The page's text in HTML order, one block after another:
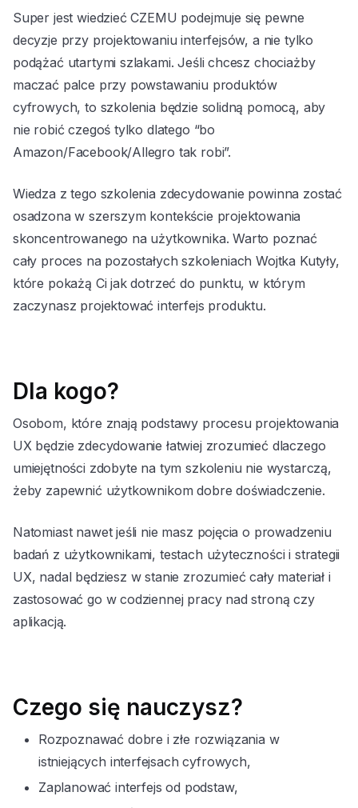
Super jest wiedzieć CZEMU podejmuje się pewne
decyzje przy projektowaniu interfejsów, a nie tylko
podążać utartymi szlakami. Jeśli chcesz chociażby
maczać palce przy powstawaniu produktów
cyfrowych, to szkolenia będzie solidną pomocą, aby
nie robić czegoś tylko dlatego “bo
Amazon/Facebook/Allegro tak robi”.
Wiedza z tego szkolenia zdecydowanie powinna zostać
osadzona w szerszym kontekście projektowania
skoncentrowanego na użytkownika. Warto poznać
cały proces na pozostałych szkoleniach Wojtka Kutyły,
które pokażą Ci jak dotrzeć do punktu, w którym
zaczynasz projektować interfejs produktu.
Dla kogo?
Osobom, które znają podstawy procesu projektowania
UX będzie zdecydowanie łatwiej zrozumieć dlaczego
umiejętności zdobyte na tym szkoleniu nie wystarczą,
żeby zapewnić użytkownikom dobre doświadczenie.
Natomiast nawet jeśli nie masz pojęcia o prowadzeniu
badań z użytkownikami, testach użyteczności i strategii
UX, nadal będziesz w stanie zrozumieć cały materiał i
zastosować go w codziennej pracy nad stroną czy
aplikacją.
Czego się nauczysz?
Rozpoznawać dobre i złe rozwiązania w
istniejących interfejsach cyfrowych,
Zaplanować interfejs od podstaw,